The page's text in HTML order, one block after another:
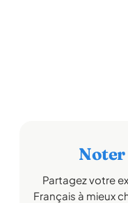
Partagez votre
Français à mieux